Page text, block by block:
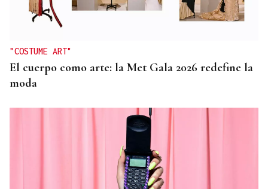
"COSTUME ART"
El cuerpo como arte: la Met Gala 2026 redefine la
moda